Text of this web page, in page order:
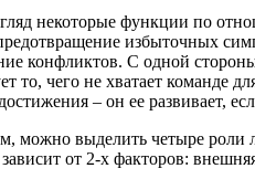
некоторые функции по
избыточных
конфликтов. С одной
то, чего не хватает команде
– он ее развивает,
можно выделить четыре роли
зависит от 2-х факторов: